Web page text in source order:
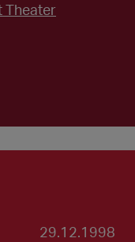
Theater
29.12.1998